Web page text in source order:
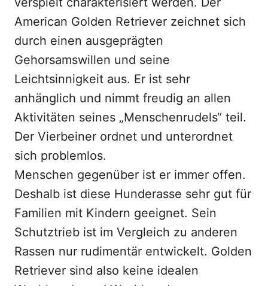
American Golden Retriever zeichnet sich
durch einen ausgeprägten
Gehorsamswillen und seine
Leichtsinnigkeit aus. Er ist sehr
anhänglich und nimmt freudig an allen
Aktivitäten seines „Menschenrudels“ teil.
Der Vierbeiner ordnet und unterordnet
sich problemlos.
Menschen gegenüber ist er immer offen.
Deshalb ist diese Hunderasse sehr gut für
Familien mit Kindern geeignet. Sein
Schutztrieb ist im Vergleich zu anderen
Rassen nur rudimentär entwickelt. Golden
Retriever sind also keine idealen